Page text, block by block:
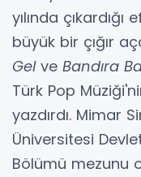
yılında çıkardığı
büyük bir çığır
Gelve Bandıra
Türk Pop
yazdırdı. Mimar
Üniversitesi
Bölümü mezunu